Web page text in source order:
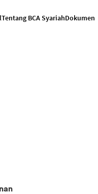
Tentang BCA SyariahDokumen